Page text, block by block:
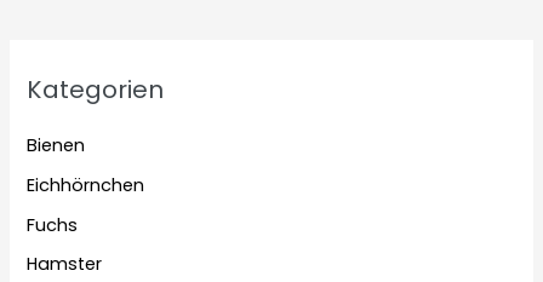
Kategorien
Bienen
Eichhörnchen
Fuchs
Hamster